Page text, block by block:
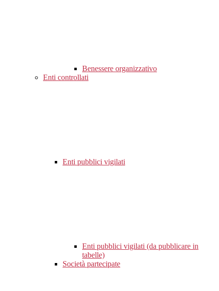
Benessere organizzativo
Enti controllati
Enti pubblici vigilati
Enti pubblici vigilati (da pubblicare in
tabelle)
Società partecipate